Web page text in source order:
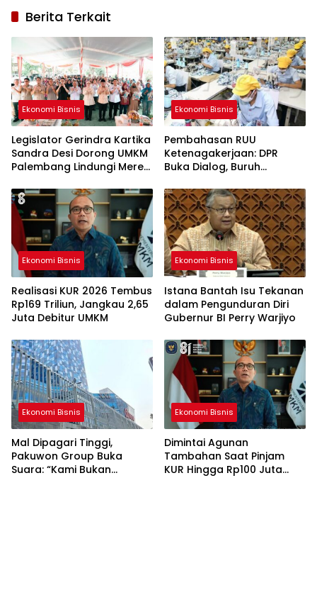
Berita Terkait
Ekonomi Bisnis
Legislator Gerindra Kartika
Sandra Desi Dorong UMKM
Palembang Lindungi Merek
Ekonomi Bisnis
Pembahasan RUU
Ketenagakerjaan: DPR
Buka Dialog, Buruh
Jalur Konstitusional
Ekonomi Bisnis
Realisasi KUR 2026 Tembus
Rp169 Triliun, Jangkau 2,65
Juta Debitur UMKM
Ekonomi Bisnis
Istana Bantah Isu Tekanan
dalam Pengunduran Diri
Gubernur BI Perry Warjiyo
Ekonomi Bisnis
Mal Dipagari Tinggi,
Pakuwon Group Buka
Suara: “Kami Bukan
Ekonomi Bisnis
Dimintai Agunan
Tambahan Saat Pinjam
KUR Hingga Rp100 Juta